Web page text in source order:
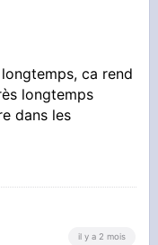
ca rend
longtemps
dans les
il y a 2 mois